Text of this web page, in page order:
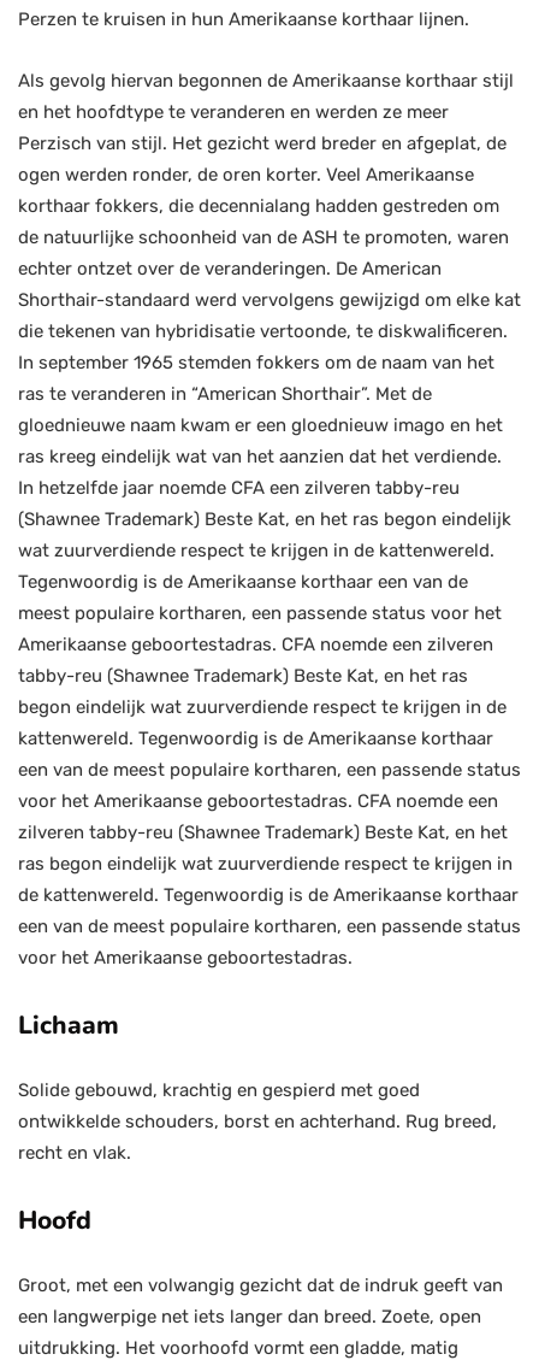
Perzen te kruisen in hun Amerikaanse korthaar lijnen.
Als gevolg hiervan begonnen de Amerikaanse korthaar stijl
en het hoofdtype te veranderen en werden ze meer
Perzisch van stijl. Het gezicht werd breder en afgeplat, de
ogen werden ronder, de oren korter. Veel Amerikaanse
korthaar fokkers, die decennialang hadden gestreden om
de natuurlijke schoonheid van de ASH te promoten, waren
echter ontzet over de veranderingen. De American
Shorthair-standaard werd vervolgens gewijzigd om elke kat
die tekenen van hybridisatie vertoonde, te diskwalificeren.
In september 1965 stemden fokkers om de naam van het
ras te veranderen in “American Shorthair”. Met de
gloednieuwe naam kwam er een gloednieuw imago en het
ras kreeg eindelijk wat van het aanzien dat het verdiende.
In hetzelfde jaar noemde CFA een zilveren tabby-reu
(Shawnee Trademark) Beste Kat, en het ras begon eindelijk
wat zuurverdiende respect te krijgen in de kattenwereld.
Tegenwoordig is de Amerikaanse korthaar een van de
meest populaire kortharen, een passende status voor het
Amerikaanse geboortestadras. CFA noemde een zilveren
tabby-reu (Shawnee Trademark) Beste Kat, en het ras
begon eindelijk wat zuurverdiende respect te krijgen in de
kattenwereld. Tegenwoordig is de Amerikaanse korthaar
een van de meest populaire kortharen, een passende status
voor het Amerikaanse geboortestadras. CFA noemde een
zilveren tabby-reu (Shawnee Trademark) Beste Kat, en het
ras begon eindelijk wat zuurverdiende respect te krijgen in
de kattenwereld. Tegenwoordig is de Amerikaanse korthaar
een van de meest populaire kortharen, een passende status
voor het Amerikaanse geboortestadras.
Lichaam
Solide gebouwd, krachtig en gespierd met goed
ontwikkelde schouders, borst en achterhand. Rug breed,
recht en vlak.
Hoofd
Groot, met een volwangig gezicht dat de indruk geeft van
een langwerpige net iets langer dan breed. Zoete, open
uitdrukking. Het voorhoofd vormt een gladde, matig